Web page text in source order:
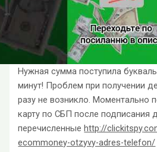
Нужная сумма поступила
минут! Проблем при получении
разу не возникло. Моментально
карту по СБП после подписания
перечисленныеhttp://
ecommoney-otzyvy-adres-telefon/